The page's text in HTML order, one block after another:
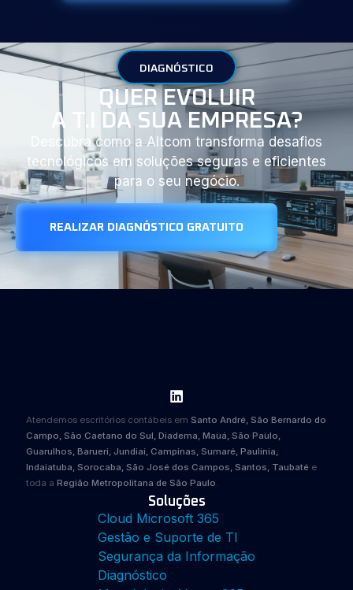
DIAGNÓSTICO
QUER EVOLUIR
A T.I DA SUA EMPRESA?
Descubra como a Altcom transforma desafios
tecnológicos em soluções seguras e eficientes
para o seu negócio.
REALIZAR DIAGNÓSTICO GRATUITO
Atendemos escritórios contábeis em Santo André, São Bernardo do
Campo, São Caetano do Sul, Diadema, Mauá, São Paulo,
Guarulhos, Barueri, Jundiaí, Campinas, Sumaré, Paulínia,
Indaiatuba, Sorocaba, São José dos Campos, Santos, Taubaté e
toda a Região Metropolitana de São Paulo.
Soluções
Cloud Microsoft 365
Gestão e Suporte de TI
Segurança da Informação
Diagnóstico